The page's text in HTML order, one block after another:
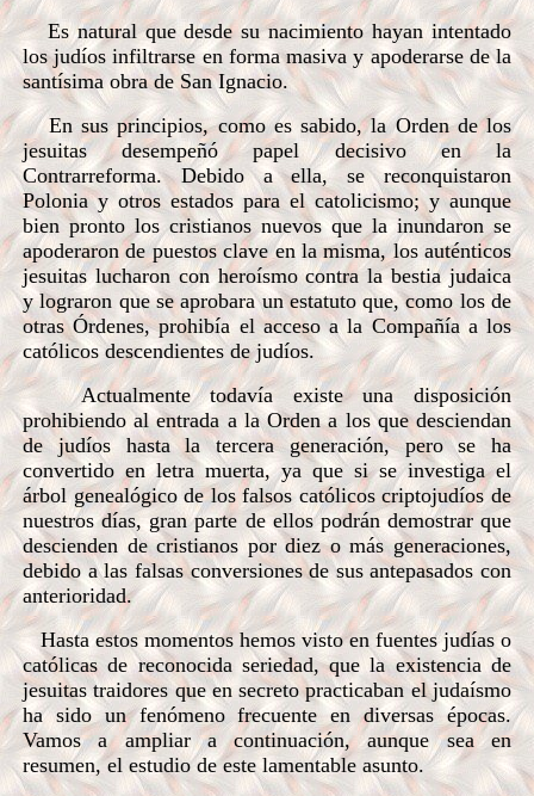
Es natural que desde su nacimiento hayan intentado
los judíos infiltrarse en forma masiva y apoderarse de la
santísima obra de San Ignacio.
En sus principios, como es sabido, la Orden de los
jesuitas desempeñó papel decisivo en la
Contrarreforma. Debido a ella, se reconquistaron
Polonia y otros estados para el catolicismo; y aunque
bien pronto los cristianos nuevos que la inundaron se
apoderaron de puestos clave en la misma, los auténticos
jesuitas lucharon con heroísmo contra la bestia judaica
y lograron que se aprobara un estatuto que, como los de
otras Órdenes, prohibía el acceso a la Compañía a los
católicos descendientes de judíos.
Actualmente todavía existe una disposición
prohibiendo al entrada a la Orden a los que desciendan
de judíos hasta la tercera generación, pero se ha
convertido en letra muerta, ya que si se investiga el
árbol genealógico de los falsos católicos criptojudíos de
nuestros días, gran parte de ellos podrán demostrar que
descienden de cristianos por diez o más generaciones,
debido a las falsas conversiones de sus antepasados con
anterioridad.
Hasta estos momentos hemos visto en fuentes judías o
católicas de reconocida seriedad, que la existencia de
jesuitas traidores que en secreto practicaban el judaísmo
ha sido un fenómeno frecuente en diversas épocas.
Vamos a ampliar a continuación, aunque sea en
resumen, el estudio de este lamentable asunto.